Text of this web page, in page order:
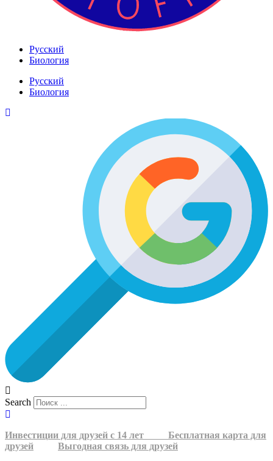
Русский
Биология
Русский
Биология
Search
Инвестиции для друзей с 14 лет Бесплатная карта для
друзей
Выгодная связь для друзей